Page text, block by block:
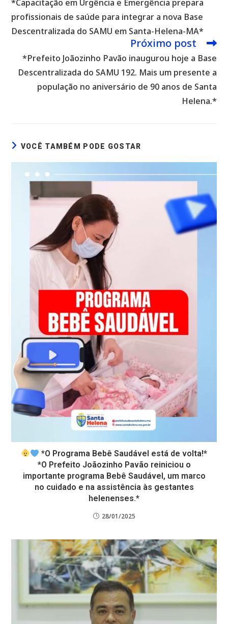
artigos
*Capacitação em Urgência e Emergência prepara
profissionais de saúde para integrar a nova Base
Descentralizada do SAMU em Santa-Helena-MA*
Próximo post
*Prefeito Joãozinho Pavão inaugurou hoje a Base
Descentralizada do SAMU 192. Mais um presente a
população no aniversário de 90 anos de Santa
Helena.*
VOCÊ TAMBÉM PODE GOSTAR
*O Programa Bebê Saudável está de volta!*
*O Prefeito Joãozinho Pavão reiniciou o
importante programa Bebê Saudável, um marco
no cuidado e na assistência às gestantes
helenenses.*
28/01/2025